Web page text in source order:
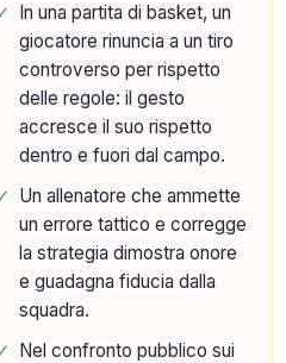
In una partita di basket, un
giocatore rinuncia a un tiro
controverso per rispetto
delle regole: il gesto
accresce il suo rispetto
dentro e fuori dal campo.
Un allenatore che ammette
un errore tattico e corregge
la strategia dimostra onore
e guadagna fiducia dalla
squadra.
Nel confronto pubblico sui